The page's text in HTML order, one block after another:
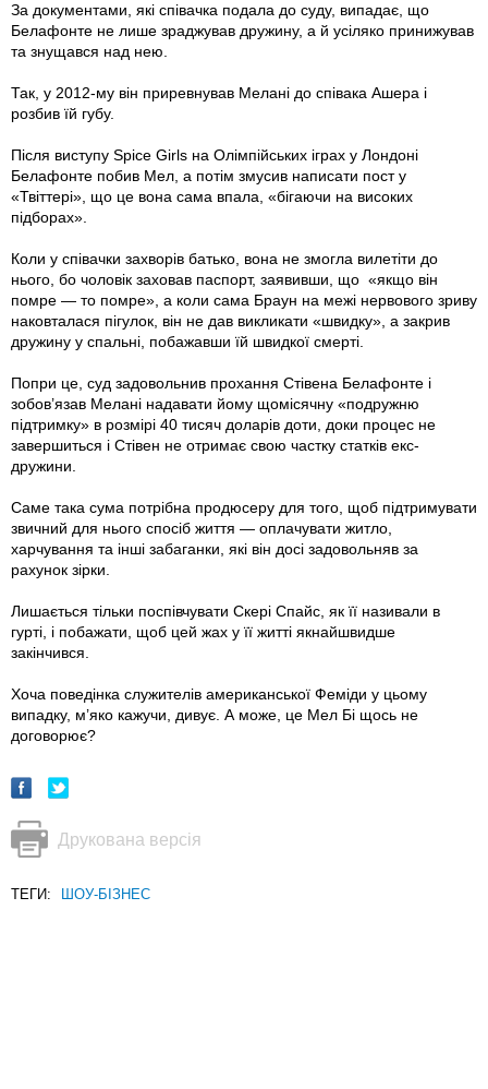
За документами, які співачка подала до суду, випадає, що
Белафонте не лише зраджував дружину, а й усіляко принижував
та знущався над нею.
Так, у 2012-му він приревнував Мелані до співака Ашера і
розбив їй губу.
Після виступу Spice Girls на Олiмпійських іграх у Лондоні
Белафонте побив Мел, а потім змусив написати пост у
«Твіттері», що це вона сама впала, «бігаючи на високих
пiдборах».
Коли у співачки захворів батько, вона не змогла вилетіти до
нього, бо чоловік заховав паспорт, заявивши, що «якщо він
помре — то помре», а коли сама Браун на межі нервового зриву
наковталася пігулок, він не дав викликати «швидку», а закрив
дружину у спальні, побажавши їй швидкої смерті.
Попри це, суд задовольнив прохання Стівена Белафонте і
зобов’язав Мелані надавати йому щомісячну «подружню
підтримку» в розмірі 40 тисяч доларів доти, доки процес не
завершиться і Стівен не отримає свою частку статків екс-
дружини.
Саме така сума потрібна продюсеру для того, щоб підтримувати
звичний для нього спосіб життя — оплачувати житло,
харчування та інші забаганки, які він досі задовольняв за
рахунок зірки.
Лишається тільки поспівчувати Скері Спайс, як її називали в
гурті, і побажати, щоб цей жах у її житті якнайшвидше
закінчився.
Хоча поведінка служителів американської Феміди у цьому
випадку, м’яко кажучи, дивує. А може, це Мел Бі щось не
договорює?
Друкована версія
ТЕГИ: ШОУ-БІЗНЕС